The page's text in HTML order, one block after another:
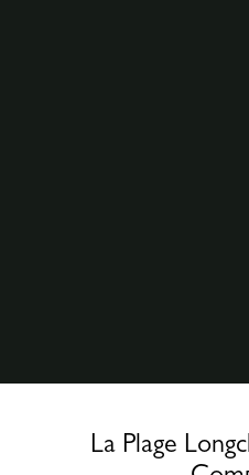
La Plage